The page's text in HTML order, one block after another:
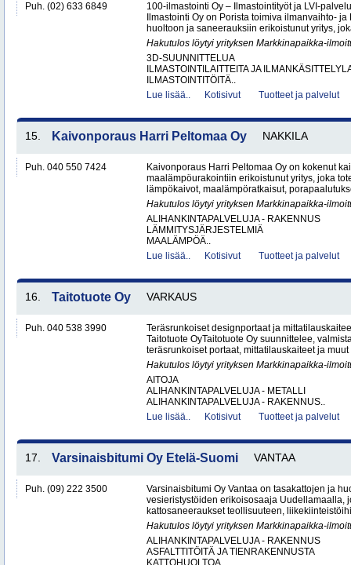
Puh. (02) 633 6849
100-ilmastointi Oy – Ilmastointityöt ja LVI-
Ilmastointi Oy on Porista toimiva ilmanvaihto-
huoltoon ja saneerauksiin erikoistunut yritys,
Hakutulos löytyi yrityksen Markkinapaikka-
3D-SUUNNITTELUA
ILMASTOINTILAITTEITA JA
ILMASTOINTITÖITÄ..
Lue lisää..
Kotisivut Tuotteet ja palvelut
15. Kaivonporaus Harri Peltomaa Oy NAKKILA
Puh. 040 550 7424
Kaivonporaus Harri Peltomaa Oy on kokenut
maalämpöurakointiin erikoistunut yritys, joka
lämpökaivot, maalämpöratkaisut,
Hakutulos löytyi yrityksen Markkinapaikka-
ALIHANKINTAPALVELUJA - RAKENNUS
LÄMMITYSJÄRJESTELMIÄ
MAALÄMPÖÄ..
Lue lisää..
Kotisivut Tuotteet ja palvelut
16. Taitotuote Oy VARKAUS
Puh. 040 538 3990
Teräsrunkoiset designportaat ja
Taitotuote OyTaitotuote Oy suunnittelee,
teräsrunkoiset portaat, mittatilauskaiteet ja muut
Hakutulos löytyi yrityksen Markkinapaikka-
AITOJA
ALIHANKINTAPALVELUJA - METALLI
ALIHANKINTAPALVELUJA - RAKENNUS..
Lue lisää..
Kotisivut Tuotteet ja palvelut
17. Varsinaisbitumi Oy Etelä-Suomi VANTAA
Puh. (09) 222 3500
Varsinaisbitumi Oy Vantaa on tasakattojen ja
vesieristystöiden erikoisosaaja Uudellamaalla,
kattosaneeraukset teollisuuteen,
Hakutulos löytyi yrityksen Markkinapaikka-
ALIHANKINTAPALVELUJA - RAKENNUS
ASFALTTITÖITÄ JA TIENRAKENNUSTA
KATTOHUOLTOA..